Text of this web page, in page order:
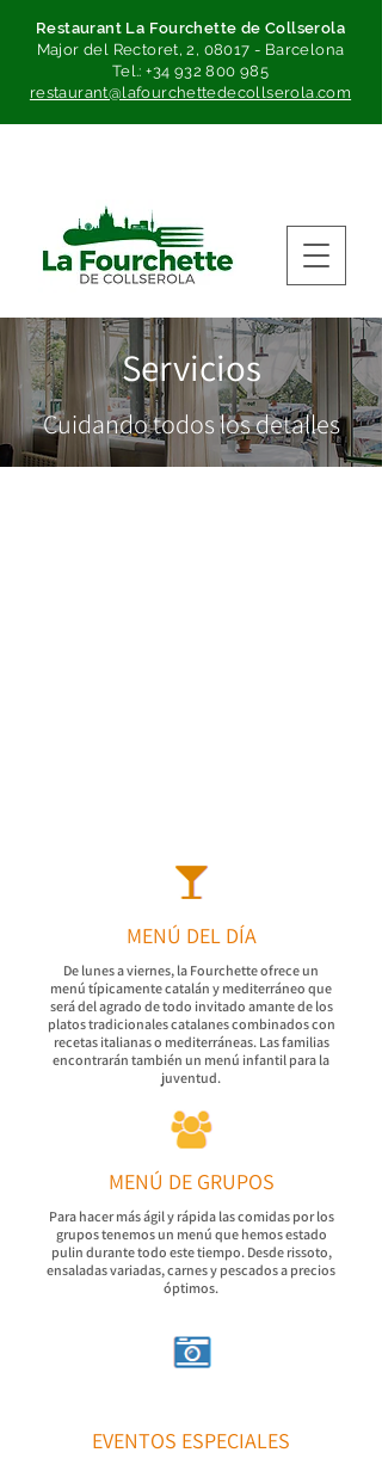
Restaurant La Fourchette de Collserola
Major del Rectoret, 2, 08017 - Barcelona
Tel.:+34 932 800 985
restaurant@lafourchettedecollserola.com
Servicios
Cuidando todos los detalles
MENÚ DEL DÍA
De lunes a viernes, la Fourchette ofrece un
menú típicamente catalán y mediterráneo que
será del agrado de todo invitado amante de los
platos tradicionales catalanes combinados con
recetas italianas o mediterráneas. Las familias
encontrarán también un menú infantil para la
juventud.
MENÚ DE GRUPOS
Para hacer más ágil y rápida las comidas por los
grupos tenemos un menú que hemos estado
pulin durante todo este tiempo. Desde rissoto,
ensaladas variadas, carnes y pescados a precios
óptimos.
EVENTOS ESPECIALES